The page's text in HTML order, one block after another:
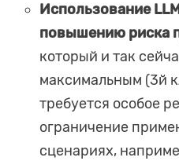
Использование
повышению риска
который и так
максимальным (3й
требуется особое
ограничение
сценариях,